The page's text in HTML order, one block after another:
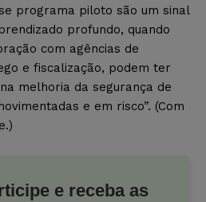
programa piloto são um sinal
profundo, quando
com agências de
e fiscalização, podem ter
melhoria da segurança de
e em risco”. (Com
e receba as